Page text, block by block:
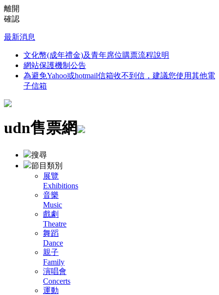
離開
確認
最新消息
文化幣(成年禮金)及青年席位購票流程說明
網站保護機制公告
為避免Yahoo或hotmail信箱收不到信，建議您使用其他電
子信箱
udn售票網
搜尋
節目類別
展覽
Exhibitions
音樂
Music
戲劇
Theatre
舞蹈
Dance
親子
Family
演唱會
Concerts
運動